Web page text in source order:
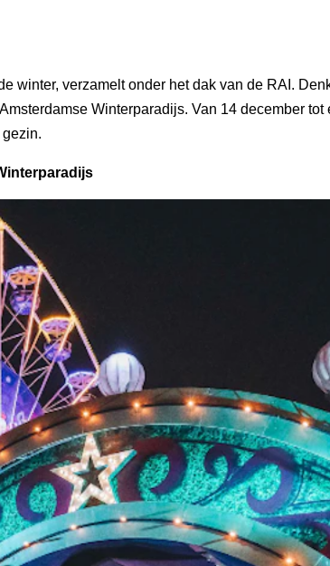
winter, verzamelt onder het dak van de RAI.
Winterparadijs. Van 14 december tot